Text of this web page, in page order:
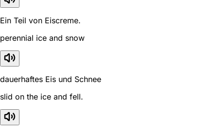
Ein Teil von Eiscreme.
perennial ice and snow
dauerhaftes Eis und Schnee
slid on the ice and fell.